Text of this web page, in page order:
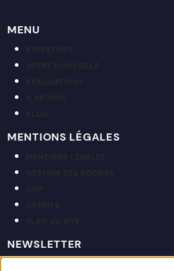
MENU
MENTIONS LÉGALES
NEWSLETTER
Restez informé de nos actualités et projets.